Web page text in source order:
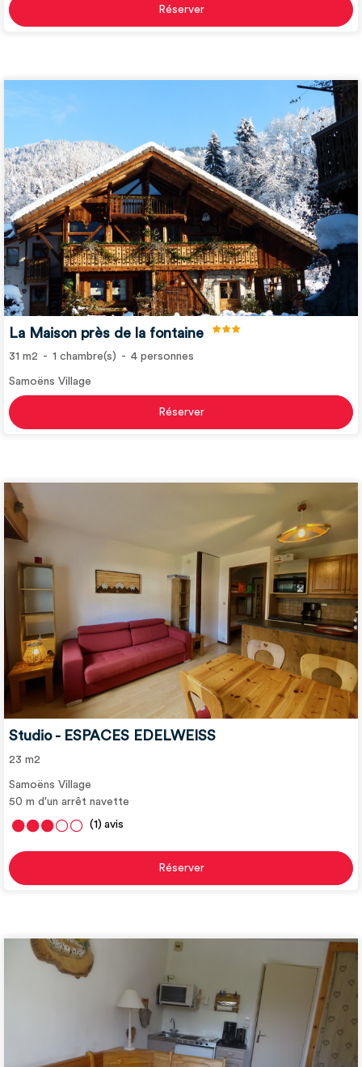
Réserver
La Maison près de la fontaine
Samoëns Village
31 m2 1 chambre(s) 4 personnes
Réserver
Studio - ESPACES EDELWEISS
Samoëns Village
50 m d'un arrêt navette
23 m2
avis
(1)
Réserver